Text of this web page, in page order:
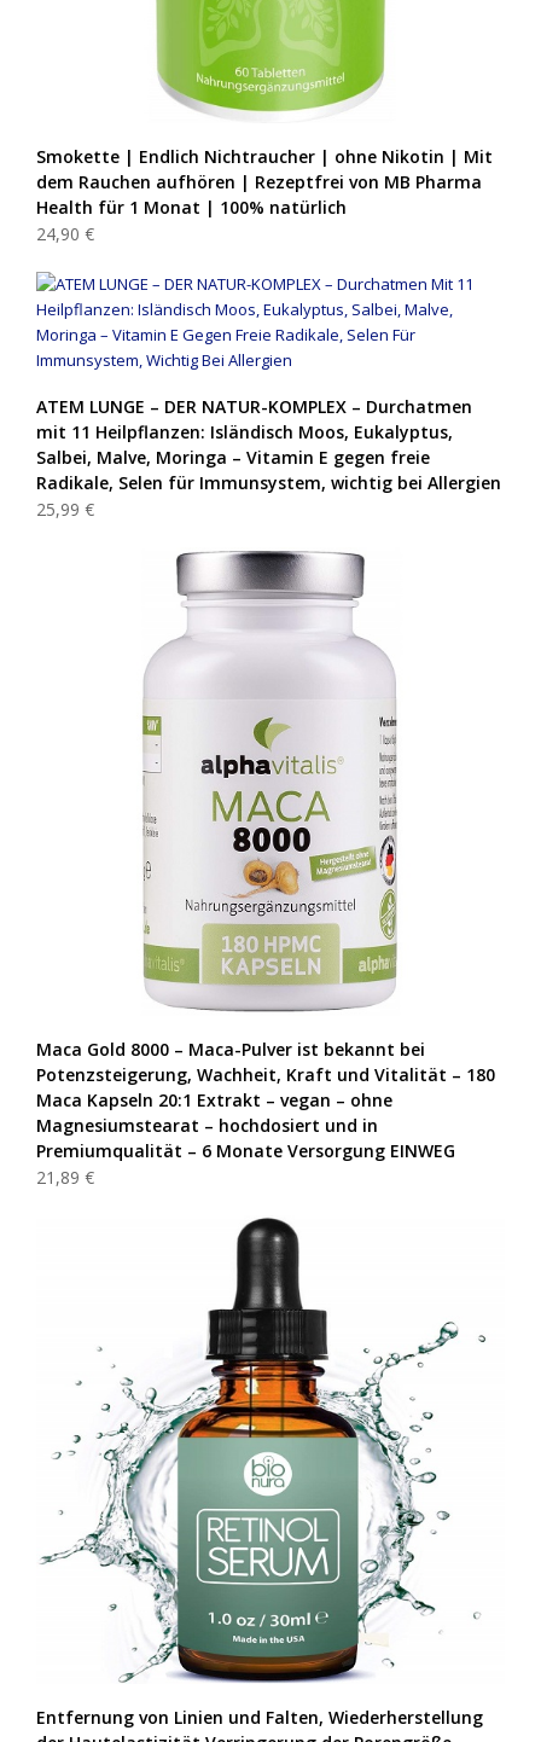
Smokette | Endlich Nichtraucher | ohne Nikotin | Mit
dem Rauchen aufhören | Rezeptfrei von MB Pharma
Health für 1 Monat | 100% natürlich
24,90 €
ATEM LUNGE – DER NATUR-KOMPLEX – Durchatmen
mit 11 Heilpflanzen: Isländisch Moos, Eukalyptus,
Salbei, Malve, Moringa – Vitamin E gegen freie
Radikale, Selen für Immunsystem, wichtig bei Allergien
25,99 €
Maca Gold 8000 – Maca-Pulver ist bekannt bei
Potenzsteigerung, Wachheit, Kraft und Vitalität – 180
Maca Kapseln 20:1 Extrakt – vegan – ohne
Magnesiumstearat – hochdosiert und in
Premiumqualität – 6 Monate Versorgung EINWEG
21,89 €
Entfernung von Linien und Falten, Wiederherstellung